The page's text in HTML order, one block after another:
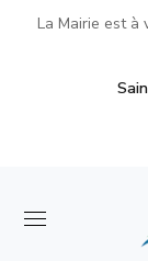
La Mairie est à